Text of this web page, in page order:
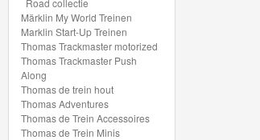
Tunnels
Rails
&
Toebehoren
Treinen
Road collectie
Märklin My World Treinen
Marklin Start-Up Treinen
Thomas Trackmaster motorized
Thomas Trackmaster Push
Along
Thomas de trein hout
Thomas Adventures
Thomas de Trein Accessoires
Thomas de Trein Minis